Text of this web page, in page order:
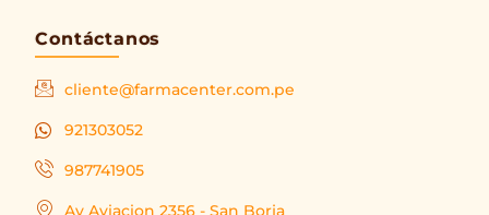
Contáctanos
cliente@farmacenter.com.pe
921303052
987741905
Av Aviacion 2356 - San Borja